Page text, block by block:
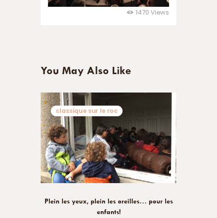
1470 Views
You May Also Like
classique sur le roc
Plein les yeux, plein les oreilles… pour les
enfants!